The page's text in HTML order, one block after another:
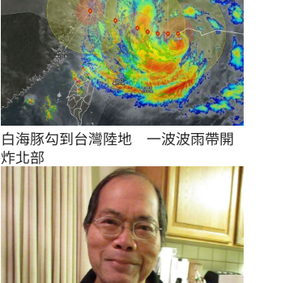
白海豚勾到台灣陸地　一波波雨帶開
炸北部